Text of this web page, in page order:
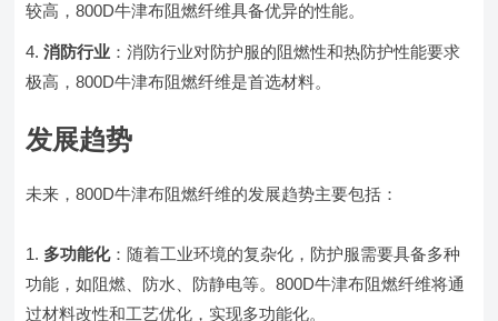
较高，800D牛津布阻燃纤维具备优异的性能。
消防行业 ：消防行业对防护服的阻燃性和热防护性能要求
极高，800D牛津布阻燃纤维是首选材料。
发展趋势
未来，800D牛津布阻燃纤维的发展趋势主要包括：
多功能化：随着工业环境的复杂化，防护服需要具备多种
功能，如阻燃、防水、防静电等。800D牛津布阻燃纤维将通
过材料改性和工艺优化，实现多功能化。